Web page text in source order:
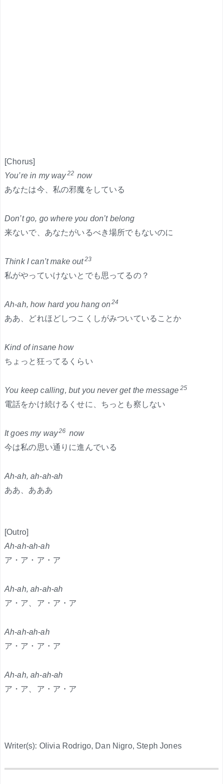
[Chorus]
You’re in my way22 now
あなたは今、私の邪魔をしている
Don’t go, go where you don’t belong
来ないで、あなたがいるべき場所でもないのに
Think I can’t make out23
私がやっていけないとでも思ってるの？
Ah-ah, how hard you hang on24
ああ、どれほどしつこくしがみついていることか
Kind of insane how
ちょっと狂ってるくらい
You keep calling, but you never get the message 25
電話をかけ続けるくせに、ちっとも察しない
It goes my way26 now
今は私の思い通りに進んでいる
Ah-ah, ah-ah-ah
ああ、あああ
[Outro]
Ah-ah-ah-ah
ア・ア・ア・ア
Ah-ah, ah-ah-ah
ア・ア、ア・ア・ア
Ah-ah-ah-ah
ア・ア・ア・ア
Ah-ah, ah-ah-ah
ア・ア、ア・ア・ア
Writer(s): Olivia Rodrigo, Dan Nigro, Steph Jones